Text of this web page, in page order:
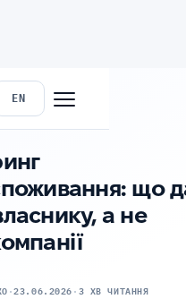
EN
що
а не
·23.06.2026·3 ХВ ЧИТАННЯ